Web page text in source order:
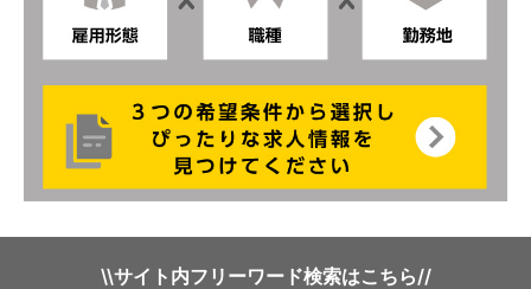
\\サイト内フリーワード検索はこちら//